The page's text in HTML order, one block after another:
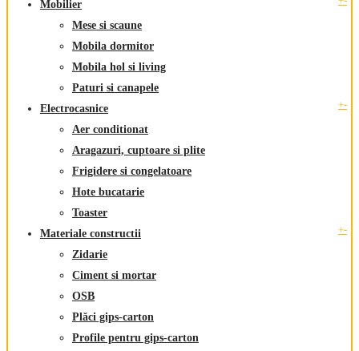
Mobilier
Mese si scaune
Mobila dormitor
Mobila hol si living
Paturi si canapele
Electrocasnice
+-
Aer conditionat
Aragazuri, cuptoare si plite
Frigidere si congelatoare
Hote bucatarie
Toaster
Materiale constructii
+-
Zidarie
Ciment si mortar
OSB
Plăci gips-carton
Profile pentru gips-carton